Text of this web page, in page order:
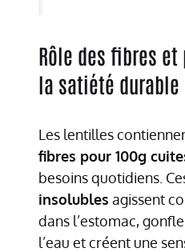
Rôle des fibres
la satiété durable
Les lentilles
fibres pour 100g
besoins quotidiens.
insolubles agissent
dans l’estomac,
l’eau et créent une